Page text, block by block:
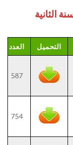
الثانية
التحميل العدد
587
754